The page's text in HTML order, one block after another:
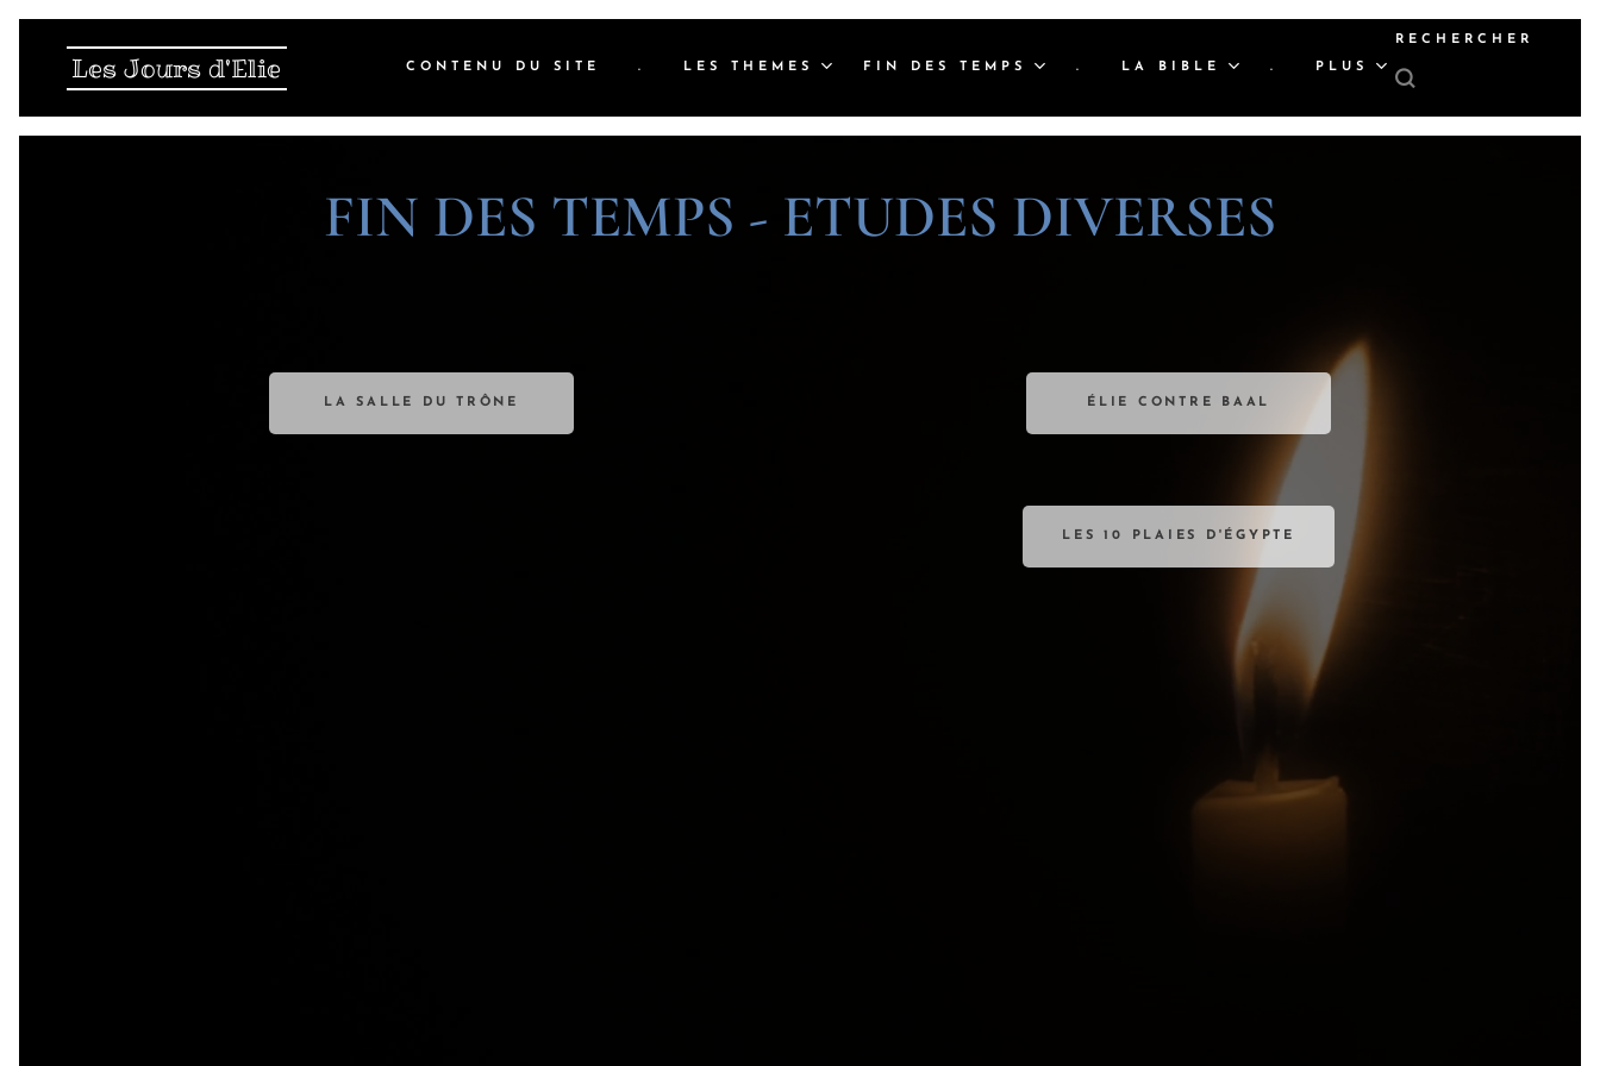
Les Jours d'Elie CONTENU DU SITE . LES THEMES FIN DES TEMPS . LA BIBLE . PLUS
RECHERCHER
FIN DES TEMPS - ETUDES DIVERSES
LA SALLE DU TRÔNE ÉLIE CONTRE BAAL
LES 10 PLAIES D'ÉGYPTE